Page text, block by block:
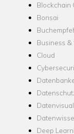
Blockchain
Bonsai
Business &
Cloud
Deep